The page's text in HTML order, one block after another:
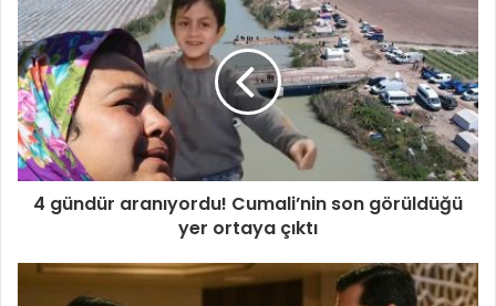
4 gündür aranıyordu! Cumali’nin son görüldüğü
yer ortaya çıktı